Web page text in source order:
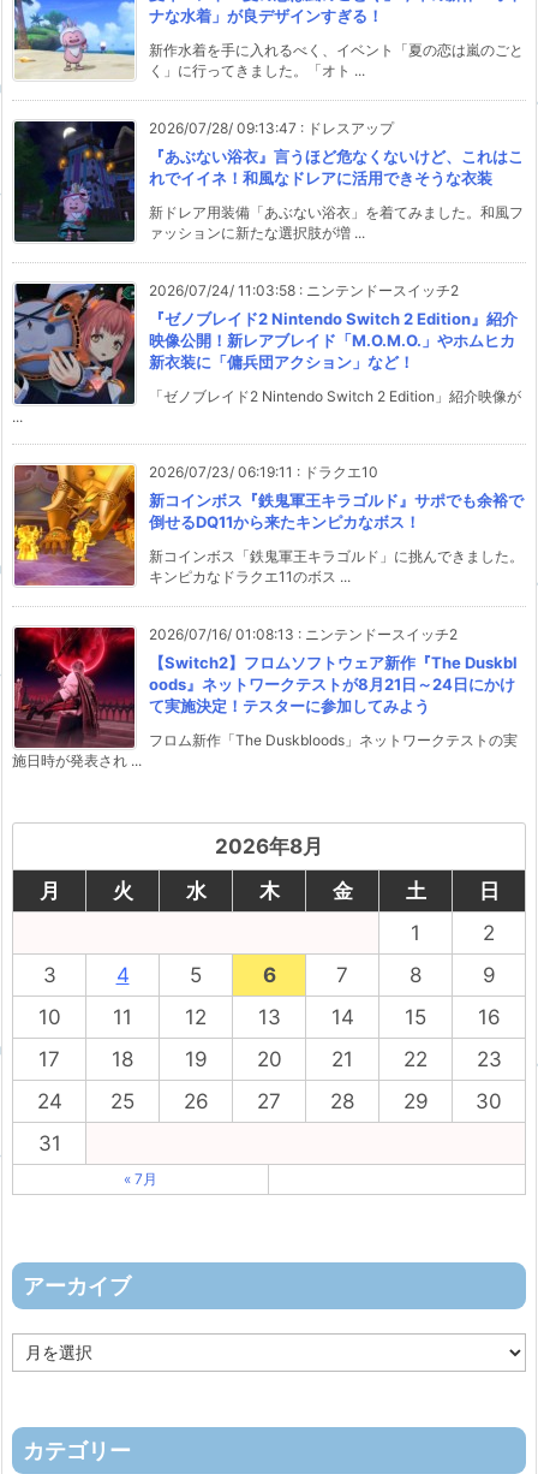
ナな水着」が良デザインすぎる！
新作水着を手に入れるべく、イベント「夏の恋は嵐のごと
く」に行ってきました。「オト ...
2026/07/28/ 09:13:47 : ドレスアップ
『あぶない浴衣』言うほど危なくないけど、これはこ
れでイイネ！和風なドレアに活用できそうな衣装
新ドレア用装備「あぶない浴衣」を着てみました。和風フ
ァッションに新たな選択肢が増 ...
2026/07/24/ 11:03:58 : ニンテンドースイッチ2
『ゼノブレイド2 Nintendo Switch 2 Edition』紹介
映像公開！新レアブレイド「M.O.M.O.」やホムヒカ
新衣装に「傭兵団アクション」など！
「ゼノブレイド2 Nintendo Switch 2 Edition」紹介映像が
...
2026/07/23/ 06:19:11 : ドラクエ10
新コインボス『鉄鬼軍王キラゴルド』サポでも余裕で
倒せるDQ11から来たキンピカなボス！
新コインボス「鉄鬼軍王キラゴルド」に挑んできました。
キンピカなドラクエ11のボス ...
2026/07/16/ 01:08:13 : ニンテンドースイッチ2
【Switch2】フロムソフトウェア新作『The Duskbl
oods』ネットワークテストが8月21日～24日にかけ
て実施決定！テスターに参加してみよう
フロム新作「The Duskbloods」ネットワークテストの実
施日時が発表され ...
2026年8月
月
火 水 木 金 土
日
1
2
3
4 5 6 7 8
9
10
11 12 13 14 15
16
17
18 19 20 21 22
23
24
25 26 27 28 29
30
31
« 7月
アーカイブ
ー
ブ
カテゴリー